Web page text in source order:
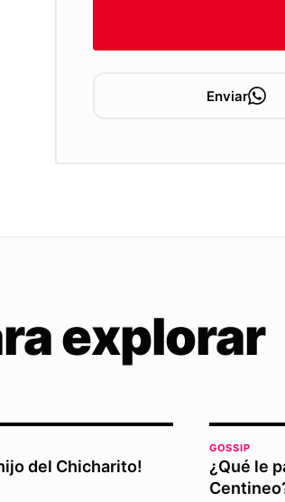
Enviar
explorar
del Chicharito!
GOSSIP
¿Qué le